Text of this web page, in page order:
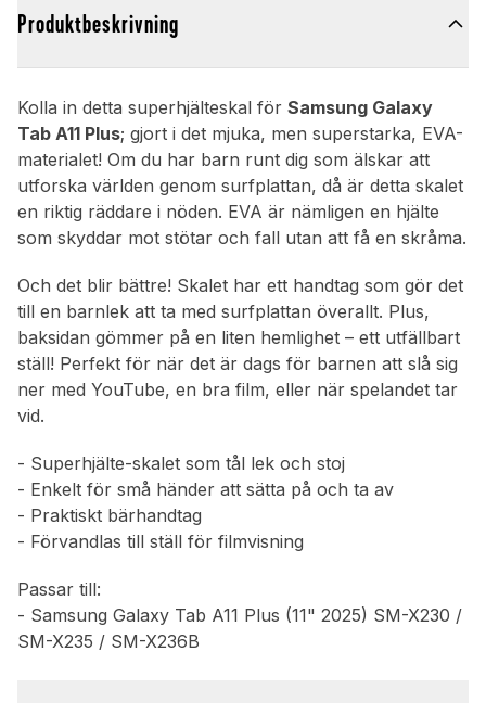
Produktbeskrivning
Kolla in detta superhjälteskal för Samsung Galaxy
Tab A11 Plus; gjort i det mjuka, men superstarka, EVA-
materialet! Om du har barn runt dig som älskar att
utforska världen genom surfplattan, då är detta skalet
en riktig räddare i nöden. EVA är nämligen en hjälte
som skyddar mot stötar och fall utan att få en skråma.
Och det blir bättre! Skalet har ett handtag som gör det
till en barnlek att ta med surfplattan överallt. Plus,
baksidan gömmer på en liten hemlighet – ett utfällbart
ställ! Perfekt för när det är dags för barnen att slå sig
ner med YouTube, en bra film, eller när spelandet tar
vid.
- Superhjälte-skalet som tål lek och stoj
- Enkelt för små händer att sätta på och ta av
- Praktiskt bärhandtag
- Förvandlas till ställ för filmvisning
Passar till:
- Samsung Galaxy Tab A11 Plus (11" 2025) SM-X230 /
SM-X235 / SM-X236B